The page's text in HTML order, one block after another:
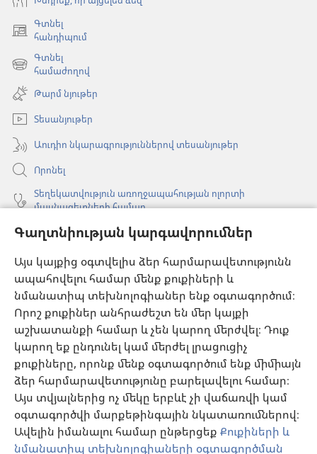
Գաղտնիության կարգավորումներ
Այս կայքից օգտվելիս ձեր հարմարավետությունն
ապահովելու համար մենք քուքիների և
նմանատիպ տեխնոլոգիաներ ենք օգտագործում։
Որոշ քուքիներ անհրաժեշտ են մեր կայքի
աշխատանքի համար և չեն կարող մերժվել։ Դուք
կարող եք ընդունել կամ մերժել լրացուցիչ
քուքիները, որոնք մենք օգտագործում ենք միմիայն
ձեր հարմարավետությունը բարելավելու համար։
Այս տվյալներից ոչ մեկը երբևէ չի վաճառվի կամ
օգտագործվի մարքեթինգային նկատառումներով։
Ավելին իմանալու համար ընթերցեք Քուքիների և
նմանատիպ տեխնոլոգիաների օգտագործման
Գտնել
հանդիպում
(բացվում
նոր
պատուհան)
Գտնել
համաժողով
(բացվում
նոր
պատուհան)
Թարմ նյութեր
Տեսանյութեր
Աուդիո նկարագրություններով տեսանյութեր
Որոնել
Տեղեկատվություն առողջապահության ոլորտի
մասնագետների համար
Գլոբալ հաղորդակցություն
Օգնություն
Նվիրատվություններ
(բացվում
է
նոր
պատուհան)
Դիտարանի ՕՆԼԱՅՆ ԳՐԱԴԱՐԱՆ
(բացվում
է
նոր
պատուհան)
JW Hub
(բացվում
է
նոր
պատուհան)
JW Library® հավելված
Watchtower Library